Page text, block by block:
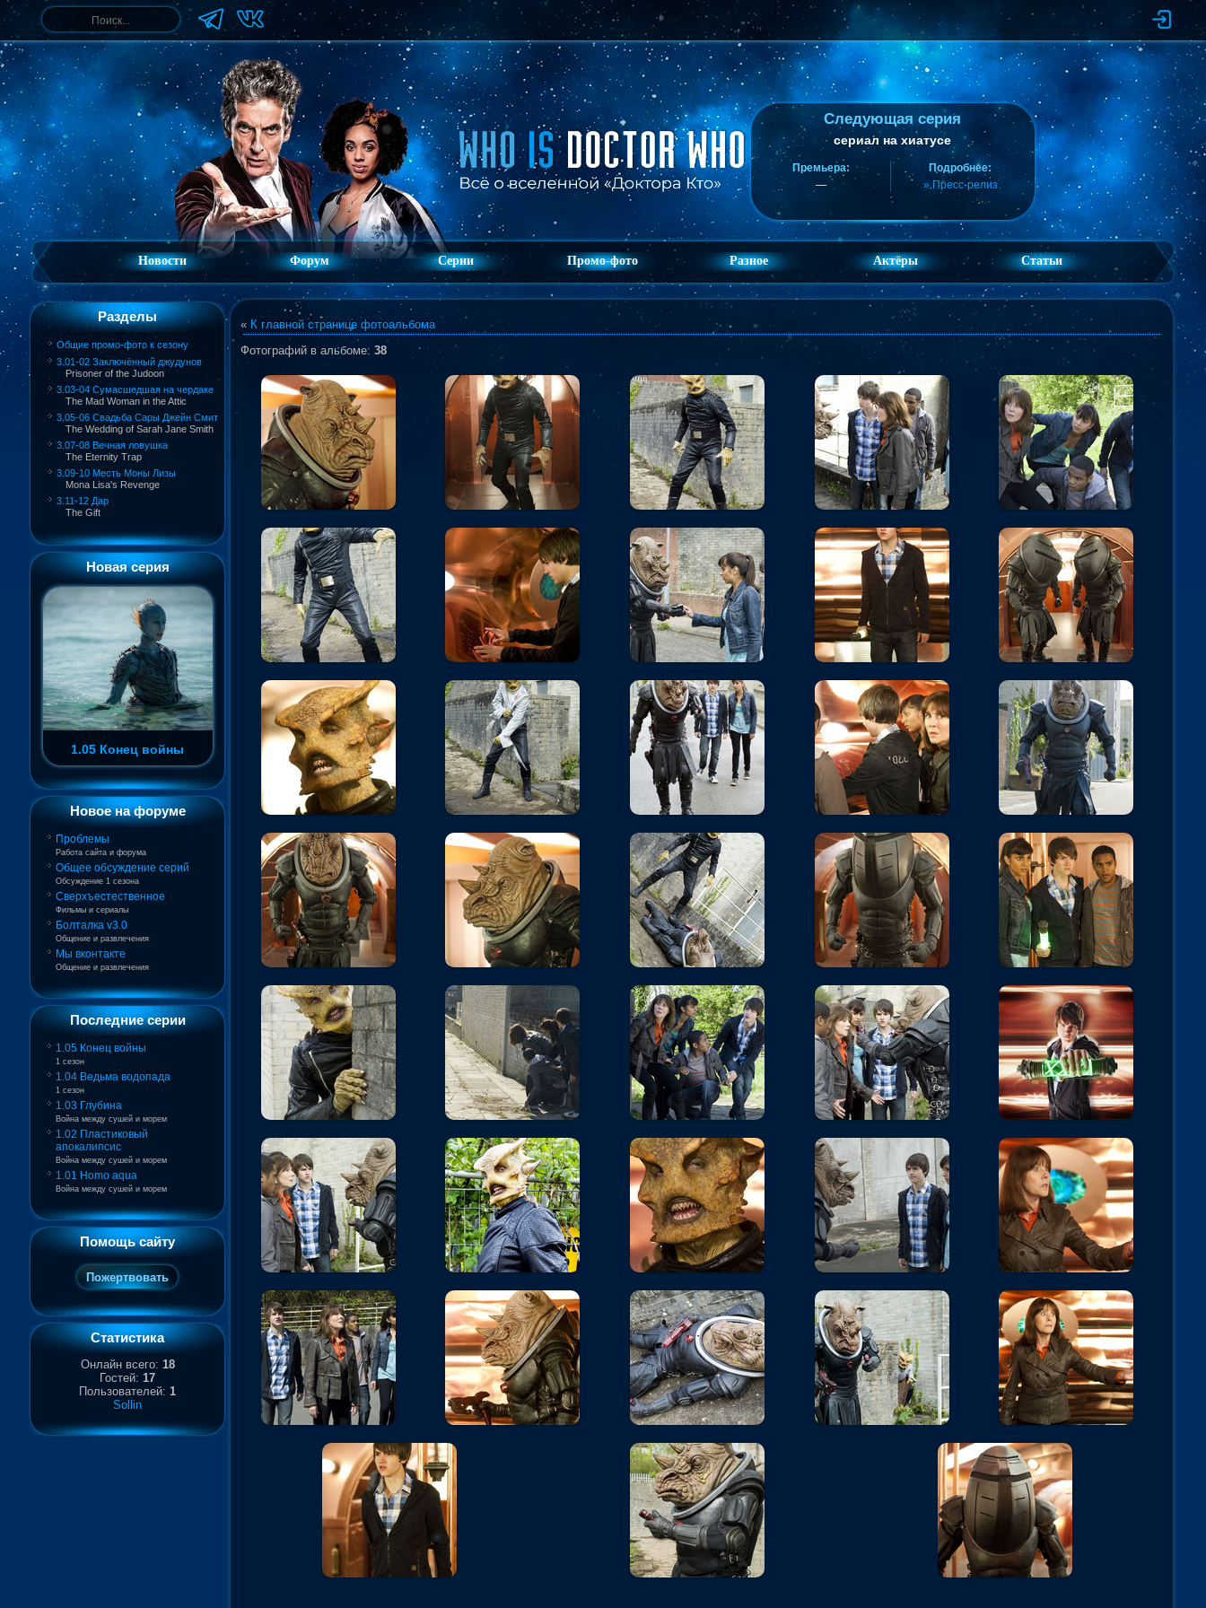
Следующая серия
сериал на хиатусе
Премьера:
—
Подробнее:
» Пресс-релиз
Новости Форум Серии Промо-фото Разное Актёры Статьи
Разделы
Общие промо-фото к сезону
3.01-02 Заключённый джудунов
Prisoner of the Judoon
3.03-04 Сумасшедшая на чердаке
The Mad Woman in the Attic
3.05-06 Свадьба Сары Джейн Смит
The Wedding of Sarah Jane Smith
3.07-08 Вечная ловушка
The Eternity Trap
3.09-10 Месть Моны Лизы
Mona Lisa's Revenge
3.11-12 Дар
The Gift
Новая серия
1.05 Конец войны
Новое на форуме
Проблемы
Работа сайта и форума
Общее обсуждение серий
Обсуждение 1 сезона
Сверхъестественное
Фильмы и сериалы
Болталка v3.0
Общение и развлечения
Мы вконтакте
Общение и развлечения
Последние серии
1.05 Конец войны
1 сезон
1.04 Ведьма водопада
1 сезон
1.03 Глубина
Война между сушей и морем
1.02 Пластиковый
апокалипсис
Война между сушей и морем
1.01 Homo aqua
Война между сушей и морем
Помощь сайту
Статистика
Онлайн всего: 18
Гостей: 17
Пользователей: 1
Sollin
« К главной странице фотоальбома
Фотографий в альбоме: 38